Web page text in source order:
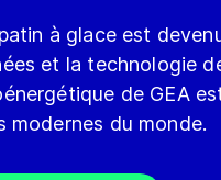
à glace est
et la technologie
de GEA
modernes du monde.